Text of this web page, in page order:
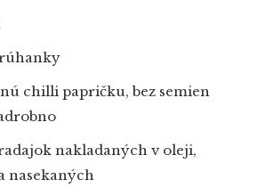
chilli papričku, bez semien
nakladaných v oleji,
nasekaných